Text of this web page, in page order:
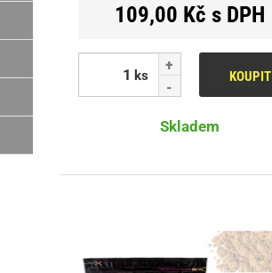
109,00 Kč s DPH
ks KOUPIT
Skladem